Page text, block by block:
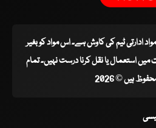
مواد ادارتی ٹیم کی کاوش ہے۔ اس مواد کو بغیر
استعمال یا نقل کرنا درست نہیں۔ تمام
ہیں © 2026